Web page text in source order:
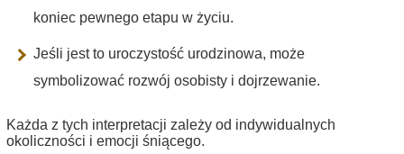
koniec pewnego etapu w życiu.
Jeśli jest to uroczystość urodzinowa, może
symbolizować rozwój osobisty i dojrzewanie.
Każda z tych interpretacji zależy od indywidualnych
okoliczności i emocji śniącego.